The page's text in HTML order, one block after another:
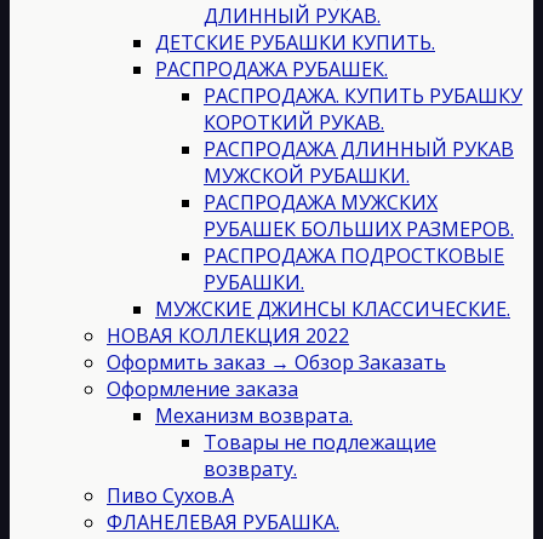
ДЛИННЫЙ РУКАВ.
ДЕТСКИЕ РУБАШКИ КУПИТЬ.
РАСПРОДАЖА РУБАШЕК.
РАСПРОДАЖА. КУПИТЬ РУБАШКУ
КОРОТКИЙ РУКАВ.
РАСПРОДАЖА ДЛИННЫЙ РУКАВ
МУЖСКОЙ РУБАШКИ.
РАСПРОДАЖА МУЖСКИХ
РУБАШЕК БОЛЬШИХ РАЗМЕРОВ.
РАСПРОДАЖА ПОДРОСТКОВЫЕ
РУБАШКИ.
МУЖСКИЕ ДЖИНСЫ КЛАССИЧЕСКИЕ.
НОВАЯ КОЛЛЕКЦИЯ 2022
Оформить заказ → Обзор Заказать
Оформление заказа
Механизм возврата.
Товары не подлежащие
возврату.
Пиво Сухов.А
ФЛАНЕЛЕВАЯ РУБАШКА.